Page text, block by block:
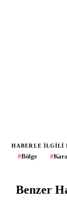
HABERLE ILGILI
#Bölge #
Benzer